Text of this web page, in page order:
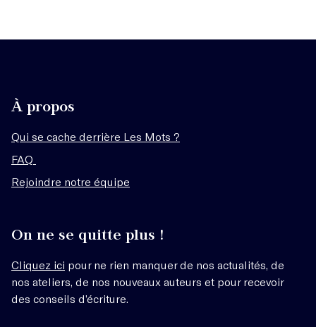
À propos
Qui se cache derrière Les Mots ?
FAQ
Rejoindre notre équipe
On ne se quitte plus !
Cliquez ici pour ne rien manquer de nos actualités, de
nos ateliers, de nos nouveaux auteurs et pour recevoir
des conseils d’écriture.